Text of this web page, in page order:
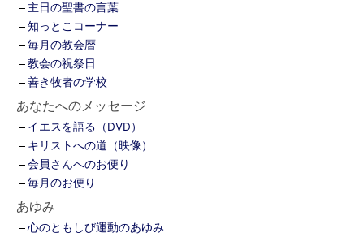
主日の聖書の言葉
知っとこコーナー
毎月の教会暦
教会の祝祭日
善き牧者の学校
あなたへのメッセージ
イエスを語る（DVD）
キリストへの道（映像）
会員さんへのお便り
毎月のお便り
あゆみ
心のともしび運動のあゆみ